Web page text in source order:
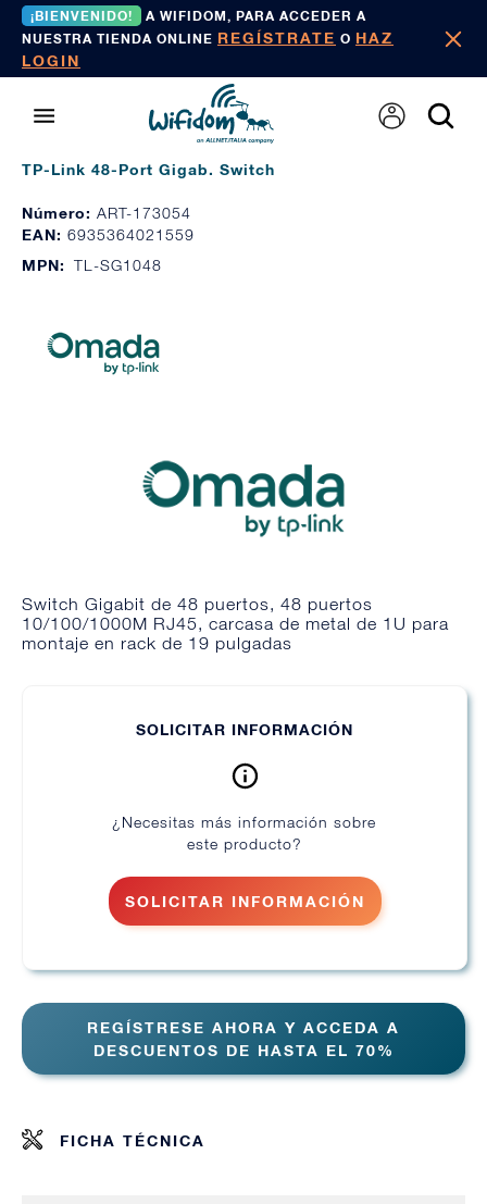
¡BIENVENIDO!
A WIFIDOM, PARA ACCEDER A
NUESTRA TIENDA ONLINE REGÍSTRATE O HAZ
LOGIN
TP-Link 48-Port Gigab. Switch
Número: ART-173054
EAN: 6935364021559
MPN: TL-SG1048
Switch Gigabit de 48 puertos, 48 puertos
10/100/1000M RJ45, carcasa de metal de 1U para
montaje en rack de 19 pulgadas
SOLICITAR INFORMACIÓN
¿Necesitas más información sobre
este producto?
SOLICITAR INFORMACIÓN
REGÍSTRESE AHORA Y ACCEDA A
DESCUENTOS DE HASTA EL 70%
FICHA TÉCNICA